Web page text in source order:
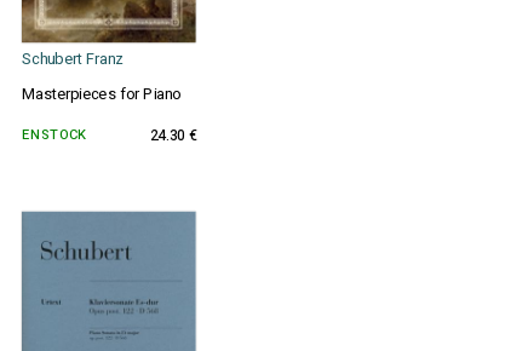
Schubert Franz
Masterpieces for Piano
EN STOCK 24.30 €